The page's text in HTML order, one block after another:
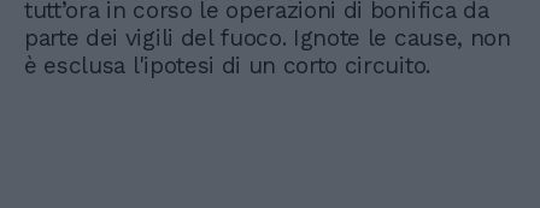
tutt’ora in corso le operazioni di bonifica da
parte dei vigili del fuoco. Ignote le cause, non
è esclusa l'ipotesi di un corto circuito.